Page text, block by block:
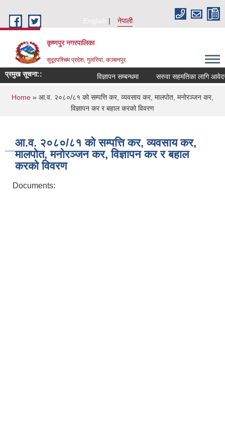
English
नेपाली
कृष्णपुर नगरपालिका
सुदूरपश्चिम प्रदेश, गुलरिया, कञ्चनपुर
प्रमुख सूचना:: विज्ञापन सम्बन्धमा सरुवा सहमतिका लागि
You are here
Home » आ.व. २०८०/८१ को सम्पत्ति कर, व्यवसाय कर, मालपोत, मनोरञ्जन कर,
विज्ञापन कर र बहाल करको विवरण
आ.व. २०८०/८१ को सम्पत्ति कर, व्यवसाय कर,
मालपोत, मनोरञ्जन कर, विज्ञापन कर र बहाल
करको विवरण
Documents: